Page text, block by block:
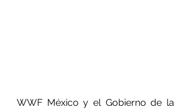
WWF México y el Gobierno de la